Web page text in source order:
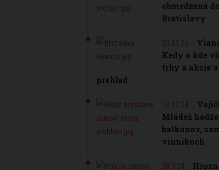
obmedzená
Bratislavy
25.11.25.
Kedy a kde
trhy a akcie
prehľad
12.12.24.
Mládež
balkónov,
vinníkoch
28.3.24.